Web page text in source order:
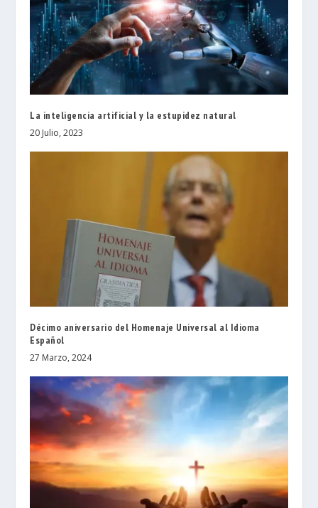
La inteligencia artificial y la estupidez natural
20 Julio, 2023
Décimo aniversario del Homenaje Universal al Idioma
Español
27 Marzo, 2024